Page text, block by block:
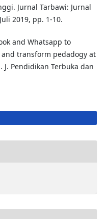
Jurnal Tarbawi: Jurnal
2019, pp. 1-10.
and Whatsapp to
transform pedadogy at
Pendidikan Terbuka dan